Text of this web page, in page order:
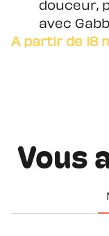
douceur,
avec
A partir de 18
Vous